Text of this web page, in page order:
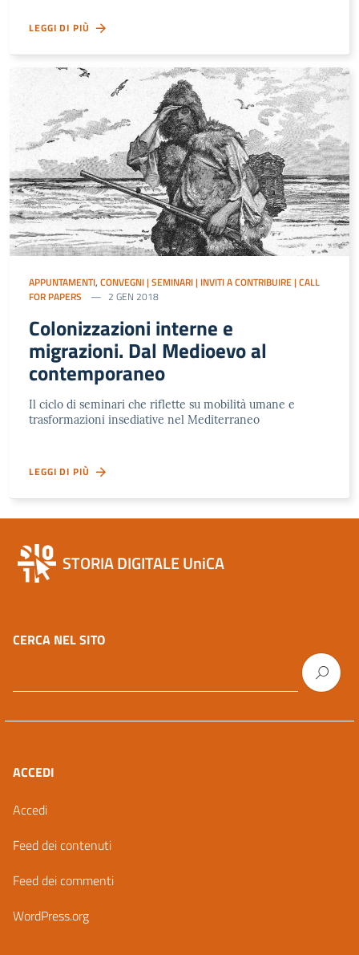
LEGGI DI PIÙ
APPUNTAMENTI, CONVEGNI | SEMINARI | INVITI A CONTRIBUIRE | CALL
FOR PAPERS
2 GEN 2018
Colonizzazioni interne e
migrazioni. Dal Medioevo al
contemporaneo
Il ciclo di seminari che riflette su mobilità umane e
trasformazioni insediative nel Mediterraneo
LEGGI DI PIÙ
STORIA DIGITALE UniCA
CERCA NEL SITO
ACCEDI
Accedi
Feed dei contenuti
Feed dei commenti
WordPress.org